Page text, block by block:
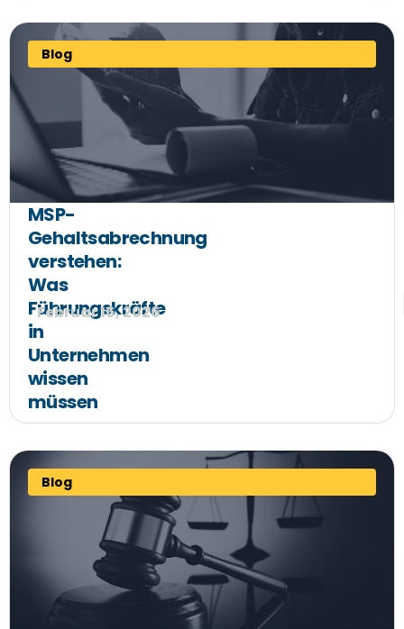
Blog
MSP-
Gehaltsabrechnung
verstehen:
Was
Führungskräfte
in
Unternehmen
wissen
müssen
Februar 16, 2026
Blog